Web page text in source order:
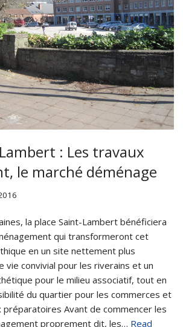
: Les travaux
le marché déménage
la place Saint-Lambert bénéficiera
qui transformeront cet
en un site nettement plus
vie convivial pour les riverains et un
pour le milieu associatif, tout en
du quartier pour les commerces et
préparatoires Avant de commencer les
proprement dit, les… Read